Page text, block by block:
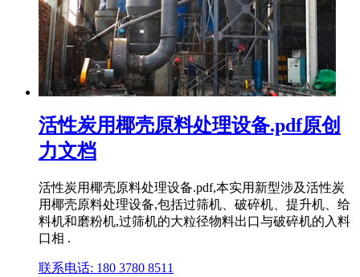
活性炭用椰壳原料处理设备.pdf原创
力文档
活性炭用椰壳原料处理设备.pdf,本实用新型涉及活性炭
用椰壳原料处理设备,包括过筛机、破碎机、提升机、给
料机和磨粉机,过筛机的大粒径物料出口与破碎机的入料
口相 .
联系电话: 180 3780 8511